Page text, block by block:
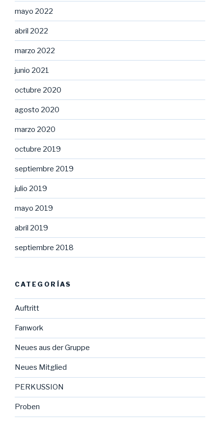
mayo 2022
abril 2022
marzo 2022
junio 2021
octubre 2020
agosto 2020
marzo 2020
octubre 2019
septiembre 2019
julio 2019
mayo 2019
abril 2019
septiembre 2018
CATEGORÍAS
Auftritt
Fanwork
Neues aus der Gruppe
Neues Mitglied
PERKUSSION
Proben